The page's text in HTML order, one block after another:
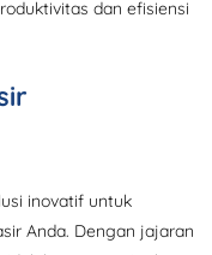
dan efisiensi
inovatif untuk
Anda. Dengan jajaran